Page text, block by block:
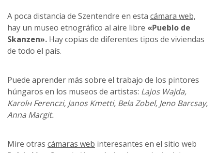
A poca distancia de Szentendre en esta cámara web,
hay un museo etnográfico al aire libre «Pueblo de
Skanzen». Hay copias de diferentes tipos de viviendas
de todo el país.
Puede aprender más sobre el trabajo de los pintores
húngaros en los museos de artistas: Lajos Wajda,
Karolн Ferenczi, Janos Kmetti, Bela Zobel, Jeno Barcsay,
Anna Margit.
Mire otras cámaras web interesantes en el sitio web